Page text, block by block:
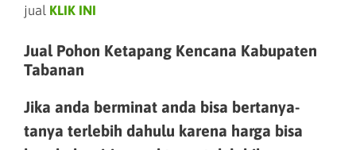
jual KLIK INI
Jual Pohon Ketapang Kencana Kabupaten
Tabanan
Jika anda berminat anda bisa bertanya-
tanya terlebih dahulu karena harga bisa